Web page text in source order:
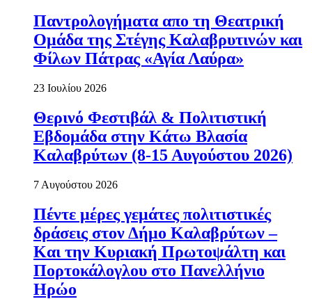
Παντρολογήματα απο τη Θεατρική
Ομάδα της Στέγης Καλαβρυτινών και
Φίλων Πάτρας «Αγία Λαύρα»
23 Ιουλίου 2026
Θερινό Φεστιβάλ & Πολιτιστική
Εβδομάδα στην Κάτω Βλασία
Καλαβρύτων (8-15 Αυγούστου 2026)
7 Αυγούστου 2026
Πέντε μέρες γεμάτες πολιτιστικές
δράσεις στον Δήμο Καλαβρύτων –
Και την Κυριακή Πρωτοψάλτη και
Πορτοκάλογλου στο Πανελλήνιο
Ηρώο